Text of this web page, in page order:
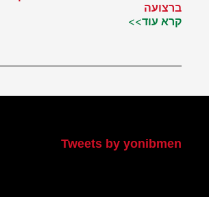
ברצועה
קרא עוד>>
Tweets by yonibmen